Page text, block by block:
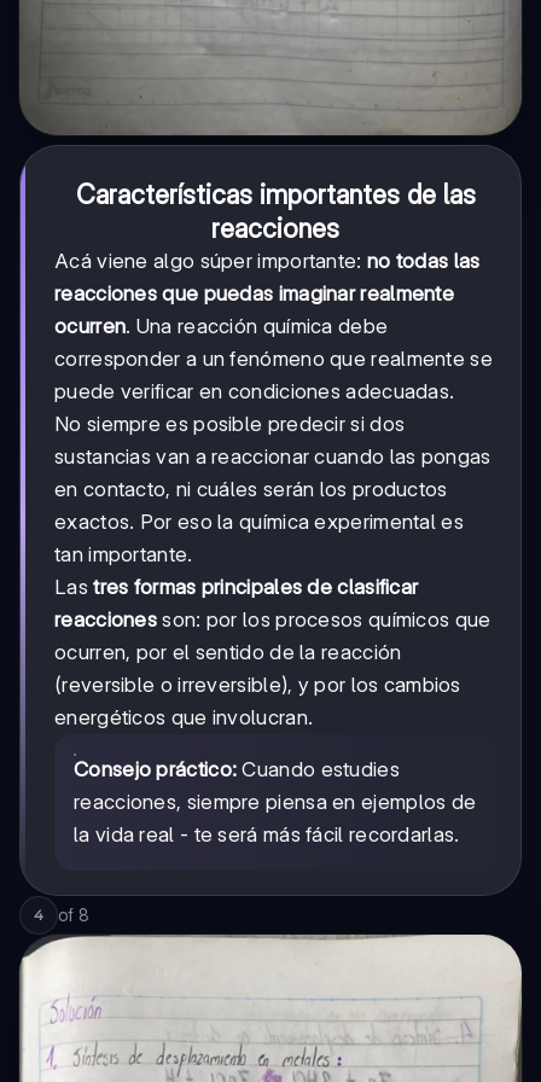
Características importantes de las
reacciones
Acá viene algo súper importante: no todas las
reacciones que puedas imaginar realmente
ocurren. Una reacción química debe
corresponder a un fenómeno que realmente se
puede verificar en condiciones adecuadas.
No siempre es posible predecir si dos
sustancias van a reaccionar cuando las pongas
en contacto, ni cuáles serán los productos
exactos. Por eso la química experimental es
tan importante.
Lastres formas principales de clasificar
reacciones son: por los procesos químicos que
ocurren, por el sentido de la reacción
(reversible o irreversible), y por los cambios
energéticos que involucran.
Consejo práctico: Cuando estudies
reacciones, siempre piensa en ejemplos de
la vida real - te será más fácil recordarlas.
4 of 8